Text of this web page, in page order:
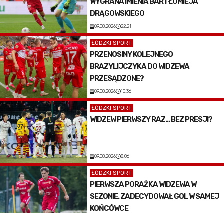
DRĄGOWSKIEGO
09.08.2026 22:21
ŁÓDZKI SPORT
PRZENOSINY KOLEJNEGO
BRAZYLIJCZYKA DO WIDZEWA
PRZESĄDZONE?
09.08.2026 10:36
ŁÓDZKI SPORT
WIDZEW PIERWSZY RAZ... BEZ PRESJI?
09.08.2026 8:06
ŁÓDZKI SPORT
PIERWSZA PORAŻKA WIDZEWA W
SEZONIE. ZADECYDOWAŁ GOL W SAMEJ
KOŃCÓWCE